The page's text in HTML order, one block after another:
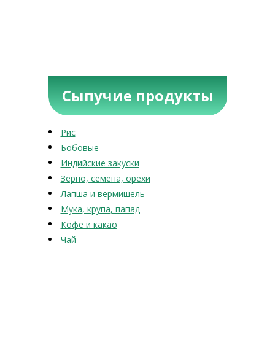
Сыпучие продукты
Рис
Бобовые
Индийские закуски
Зерно, семена, орехи
Лапша и вермишель
Мука, крупа, папад
Кофе и какао
Чай